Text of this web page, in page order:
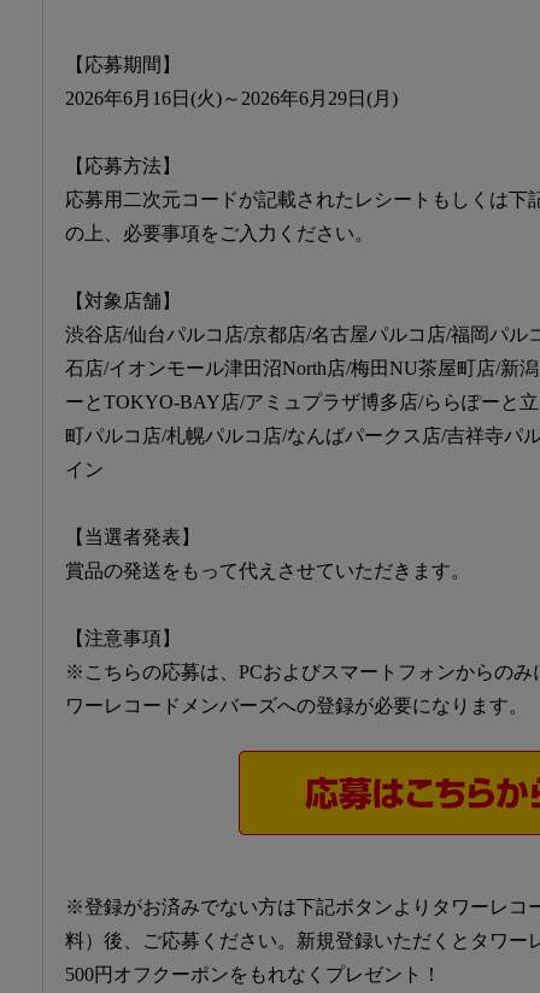
【応募期間】
2026年6月16日(火)～2026年6月29日(月)
【応募方法】
応募用二次元コードが記載されたレシートもしくは下
の上、必要事項をご入力ください。
【対象店舗】
渋谷店/仙台パルコ店/京都店/名古屋パルコ店/福岡パル
石店/イオンモール津田沼North店/梅田NU茶屋町店/新
ーとTOKYO-BAY店/アミュプラザ博多店/ららぽーと
町パルコ店/札幌パルコ店/なんばパークス店/吉祥寺パ
イン
【当選者発表】
賞品の発送をもって代えさせていただきます。
【注意事項】
※こちらの応募は、PCおよびスマートフォンからの
ワーレコードメンバーズへの登録が必要になります。
※登録がお済みでない方は下記ボタンよりタワーレコ
料）後、ご応募ください。新規登録いただくとタワー
500円オフクーポンをもれなくプレゼント！